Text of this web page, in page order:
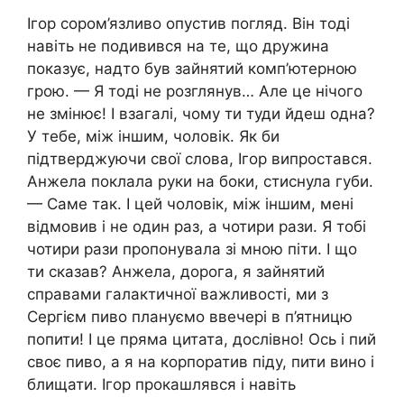
Ігор сором’язливо опустив погляд. Він тоді
навіть не подивився на те, що дружина
показує, надто був зайнятий комп’ютерною
грою. — Я тоді не розглянув… Але це нічого
не змінює! І взагалі, чому ти туди йдеш одна?
У тебе, між іншим, чоловік. Як би
підтверджуючи свої слова, Ігор випростався.
Анжела поклала руки на боки, стиснула губи.
— Саме так. І цей чоловік, між іншим, мені
відмовив і не один раз, а чотири рази. Я тобі
чотири рази пропонувала зі мною піти. І що
ти сказав? Анжела, дорога, я зайнятий
справами галактичної важливості, ми з
Сергієм пиво плануємо ввечері в п’ятницю
попити! І це пряма цитата, дослівно! Ось і пий
своє пиво, а я на корпоратив піду, пити вино і
блищати. Ігор прокашлявся і навіть